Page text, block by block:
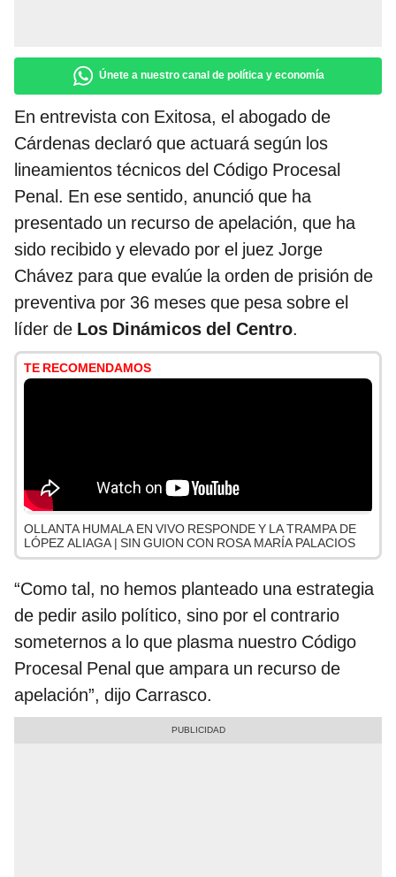
Únete a nuestro canal de política y economía
En entrevista con Exitosa, el abogado de
Cárdenas declaró que actuará según los
lineamientos técnicos del Código Procesal
Penal. En ese sentido, anunció que ha
presentado un recurso de apelación, que ha
sido recibido y elevado por el juez Jorge
Chávez para que evalúe la orden de prisión de
preventiva por 36 meses que pesa sobre el
líder de Los Dinámicos del Centro.
TE RECOMENDAMOS
OLLANTA HUMALA EN VIVO RESPONDE Y LA TRAMPA DE
LÓPEZ ALIAGA | SIN GUION CON ROSA MARÍA PALACIOS
“Como tal, no hemos planteado una estrategia
de pedir asilo político, sino por el contrario
someternos a lo que plasma nuestro Código
Procesal Penal que ampara un recurso de
apelación”, dijo Carrasco.